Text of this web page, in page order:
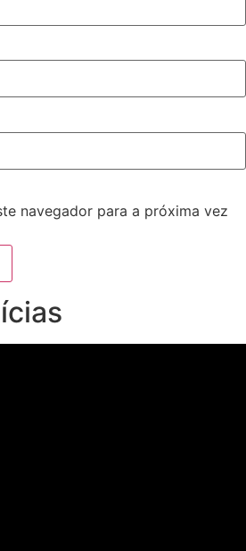
navegador para a próxima vez